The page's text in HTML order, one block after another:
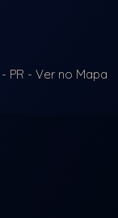
- PR - Ver no Mapa